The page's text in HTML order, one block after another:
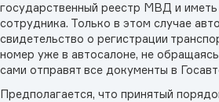
государственный реестр МВД и иметь
сотрудника. Только в этом случае
свидетельство о регистрации
номер уже в автосалоне, не
сами отправят все документы в
Предполагается, что принятый